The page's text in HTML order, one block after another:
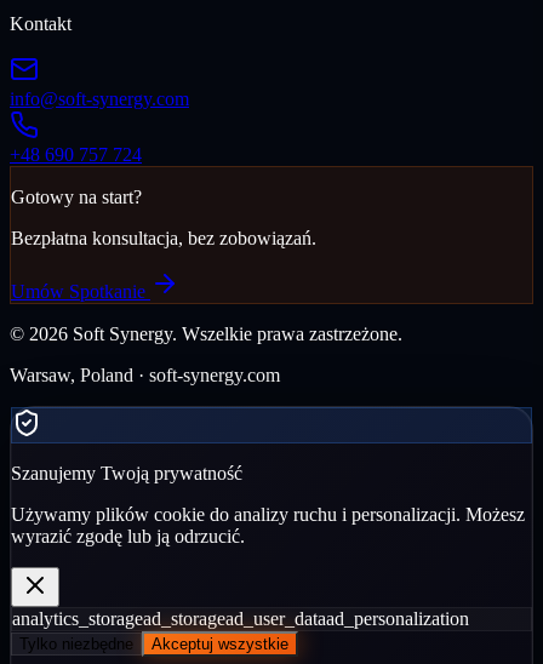
Kontakt
info@soft-synergy.com
+48 690 757 724
Gotowy na start?
Bezpłatna konsultacja, bez zobowiązań.
Umów Spotkanie
© 2026 Soft Synergy. Wszelkie prawa zastrzeżone.
Warsaw, Poland · soft-synergy.com
Szanujemy Twoją prywatność
Używamy plików cookie do analizy ruchu i personalizacji. Możesz
wyrazić zgodę lub ją odrzucić.
analytics_storagead_storagead_user_dataad_personalization
Tylko niezbędne Akceptuj wszystkie